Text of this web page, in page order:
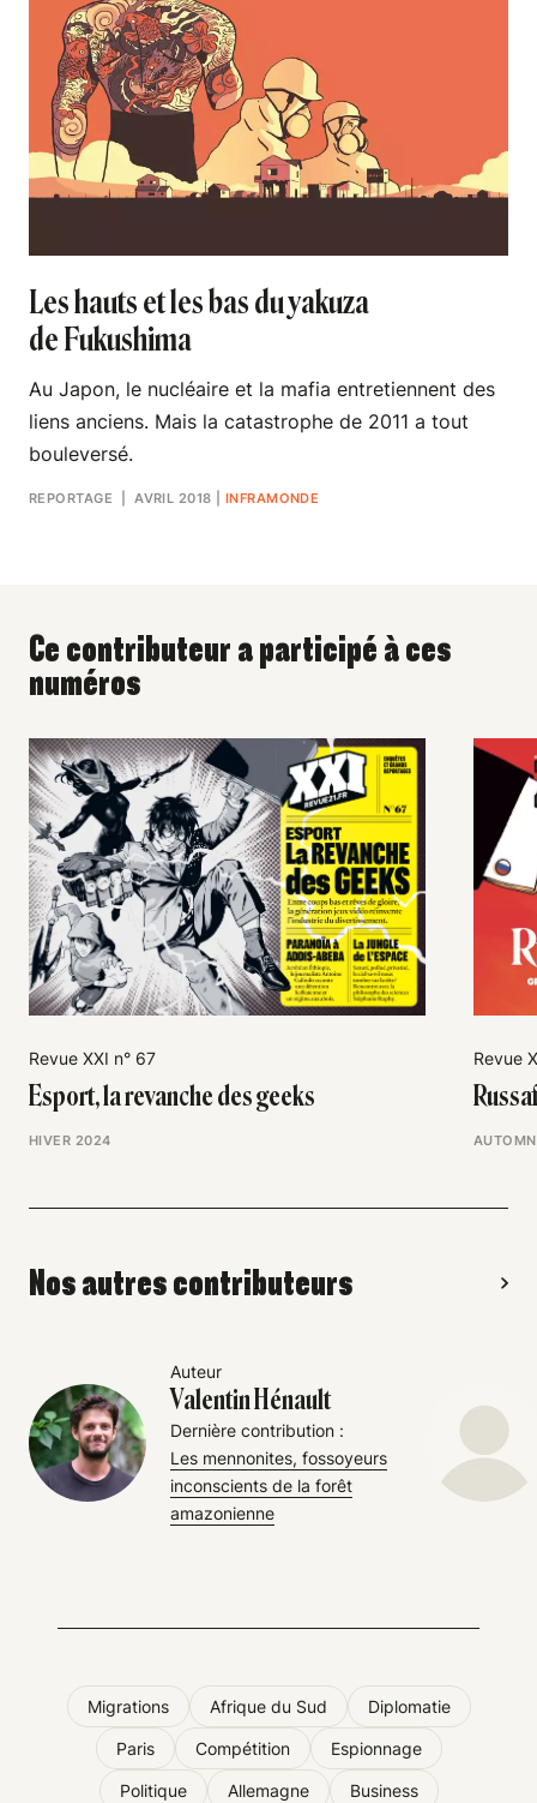
Les hauts et les bas du yakuza
de Fukushima
Au Japon, le nucléaire et la mafia entretiennent des
liens anciens. Mais la catastrophe de 2011 a tout
bouleversé.
REPORTAGE | AVRIL 2018 INFRAMONDE
Ce contributeur a participé à ces
numéros
Revue XXI n° 67
Esport, la revanche des geeks
HIVER 2024
Revue
Nos autres contributeurs
Auteur
Valentin Hénault
Dernière contribution :
Les mennonites, fossoyeurs
inconscients de la forêt
amazonienne
Migrations Afrique du Sud Diplomatie
Paris Compétition Espionnage
Politique Allemagne Business